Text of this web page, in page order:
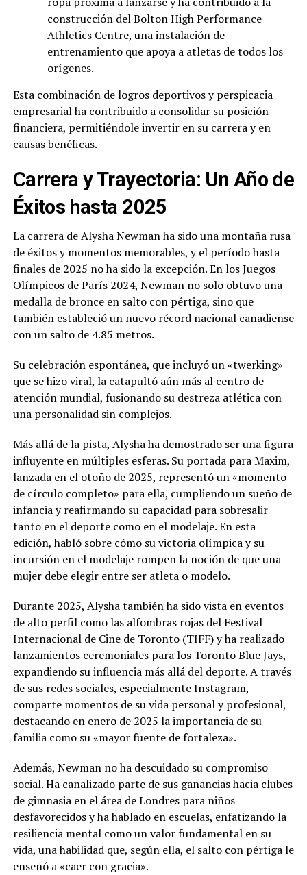
construcción del Bolton High Performance
Athletics Centre, una instalación de
entrenamiento que apoya a atletas de todos los
orígenes.
Esta combinación de logros deportivos y perspicacia
empresarial ha contribuido a consolidar su posición
financiera, permitiéndole invertir en su carrera y en
causas benéficas.
Carrera y Trayectoria: Un Año de
Éxitos hasta 2025
La carrera de Alysha Newman ha sido una montaña rusa
de éxitos y momentos memorables, y el período hasta
finales de 2025 no ha sido la excepción. En los Juegos
Olímpicos de París 2024, Newman no solo obtuvo una
medalla de bronce en salto con pértiga, sino que
también estableció un nuevo récord nacional canadiense
con un salto de 4.85 metros.
Su celebración espontánea, que incluyó un «twerking»
que se hizo viral, la catapultó aún más al centro de
atención mundial, fusionando su destreza atlética con
una personalidad sin complejos.
Más allá de la pista, Alysha ha demostrado ser una figura
influyente en múltiples esferas. Su portada para Maxim,
lanzada en el otoño de 2025, representó un «momento
de círculo completo» para ella, cumpliendo un sueño de
infancia y reafirmando su capacidad para sobresalir
tanto en el deporte como en el modelaje. En esta
edición, habló sobre cómo su victoria olímpica y su
incursión en el modelaje rompen la noción de que una
mujer debe elegir entre ser atleta o modelo.
Durante 2025, Alysha también ha sido vista en eventos
de alto perfil como las alfombras rojas del Festival
Internacional de Cine de Toronto (TIFF) y ha realizado
lanzamientos ceremoniales para los Toronto Blue Jays,
expandiendo su influencia más allá del deporte. A través
de sus redes sociales, especialmente Instagram,
comparte momentos de su vida personal y profesional,
destacando en enero de 2025 la importancia de su
familia como su «mayor fuente de fortaleza».
Además, Newman no ha descuidado su compromiso
social. Ha canalizado parte de sus ganancias hacia clubes
de gimnasia en el área de Londres para niños
desfavorecidos y ha hablado en escuelas, enfatizando la
resiliencia mental como un valor fundamental en su
vida, una habilidad que, según ella, el salto con pértiga le
enseñó a «caer con gracia».